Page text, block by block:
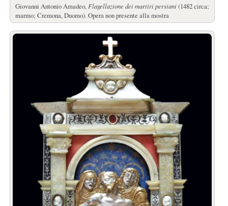
Giovanni Antonio Amadeo,Flagellazione dei martiri persiani(1482 circa;
marmo; Cremona, Duomo). Opera non presente alla mostra